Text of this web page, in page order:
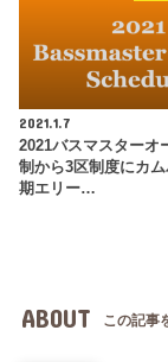
2021.1.7
2021バスマスターオ
制から3区制度にカ
期エリー…
ABOUT この記事